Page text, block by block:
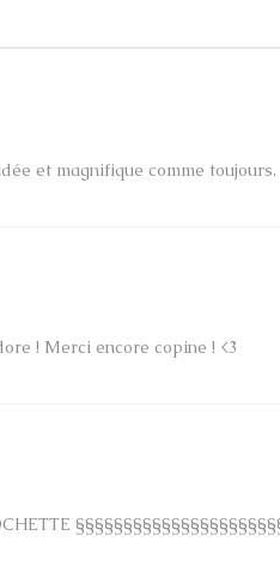
et magnifique comme
! Merci encore copine ! <3